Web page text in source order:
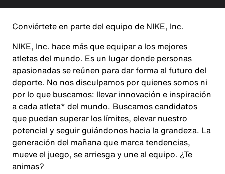
Conviértete en parte del equipo de NIKE, Inc.
NIKE, Inc. hace más que equipar a los mejores
atletas del mundo. Es un lugar donde personas
apasionadas se reúnen para dar forma al futuro del
deporte. No nos disculpamos por quienes somos ni
por lo que buscamos: llevar innovación e inspiración
a cada atleta* del mundo. Buscamos candidatos
que puedan superar los límites, elevar nuestro
potencial y seguir guiándonos hacia la grandeza. La
generación del mañana que marca tendencias,
mueve el juego, se arriesga y une al equipo. ¿Te
animas?